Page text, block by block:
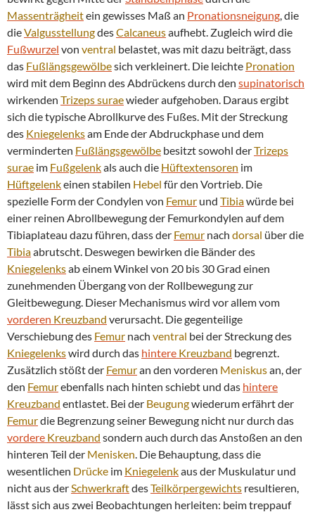
Massenträgheitein gewisses Maß an Pronationsneigung, die
dieValgusstellungdesCalcaneusaufhebt. Zugleich wird die
Fußwurzel von ventral belastet, was mit dazu beiträgt, dass
das Fußlängsgewölbesich verkleinert. Die leichte Pronation
wird mit dem Beginn des Abdrückens durch den supinatorisch
wirkenden Trizepssuraewieder aufgehoben. Daraus ergibt
sich die typische Abrollkurve des Fußes. Mit der Streckung
des Kniegelenksam Ende der Abdruckphase und dem
verminderten Fußlängsgewölbe besitzt sowohl derTrizeps
surae im Fußgelenkals auch die Hüftextensoren im
Hüftgelenkeinen stabilen Hebel für den Vortrieb. Die
spezielle Form der Condylen von Femur und Tibiawürde bei
einer reinen Abrollbewegung der Femurkondylen auf dem
Tibiaplateau dazu führen, dass der Femur nach dorsal über die
Tibiaabrutscht. Deswegen bewirken die Bänder des
Kniegelenksab einem Winkel von 20 bis 30 Grad einen
zunehmenden Übergang von der Rollbewegung zur
Gleitbewegung. Dieser Mechanismus wird vor allem vom
vorderen Kreuzband verursacht. Die gegenteilige
Verschiebung des Femur nach ventral bei der Streckung des
Kniegelenkswird durch das hintere Kreuzband begrenzt.
Zusätzlich stößt der Femuran den vorderen Meniskusan, der
den Femurebenfalls nach hinten schiebt und das hintere
Kreuzband entlastet. Bei der Beugungwiederum erfährt der
Femurdie Begrenzung seiner Bewegung nicht nur durch das
vordere Kreuzband sondern auch durch das Anstoßen an den
hinteren Teil der Menisken. Die Behauptung, dass die
wesentlichen Drücke im Kniegelenkaus der Muskulatur und
nicht aus derSchwerkraftdesTeilkörpergewichts resultieren,
lässt sich aus zwei Beobachtungen herleiten: beim treppauf